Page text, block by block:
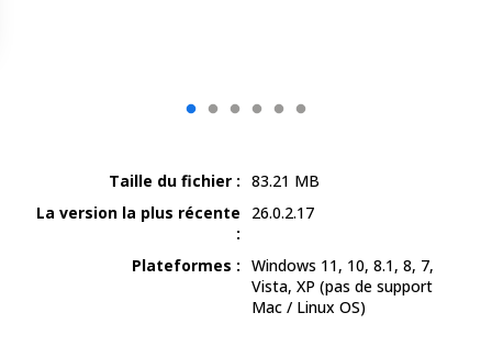
Taille du fichier : 83.21 MB
La version la plus récente
:
26.0.2.17
Plateformes : Windows 11, 10, 8.1, 8, 7,
Vista, XP (pas de support
Mac / Linux OS)